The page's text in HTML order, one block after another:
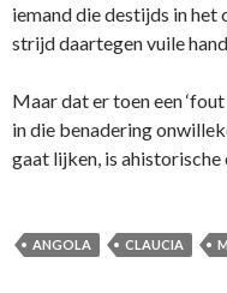
iemand die destijds in
strijd daartegen vuile
Maar dat er toen een
in die benadering
gaat lijken, is ahistorische
ANGOLA CLAUCIA